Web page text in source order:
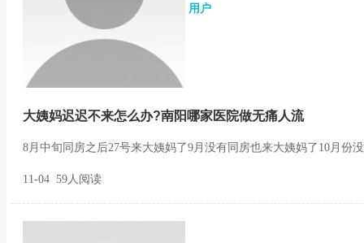
用户
大姨妈迟迟不来怎么办?南阳哪家医院做无痛人流
8月中旬同房之后27号来大姨妈了9月没有同房也来大姨妈了10月份
11-04 59人阅读